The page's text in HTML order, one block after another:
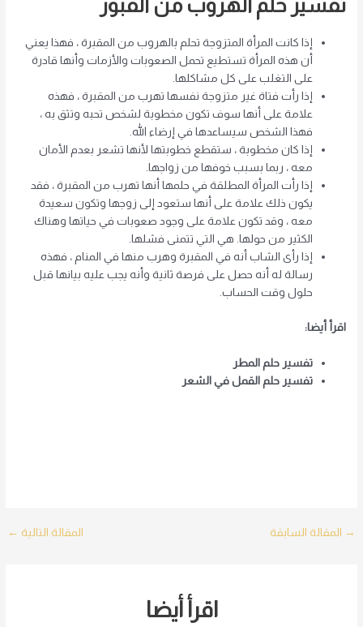
تفسير حلم الهروب من القبور
إذا كانت المرأة المتزوجة تحلم بالهروب من المقبرة ، فهذا يعني
أن هذه المرأة تستطيع تحمل الصعوبات والأزمات وأنها قادرة
على التغلب على كل مشاكلها.
إذا رأت فتاة غير متزوجة نفسها تهرب من المقبرة ، فهذه
علامة على أنها سوف تكون مخطوبة لشخص تحبه وتثق به ،
فهذا الشخص سيساعدها في إرضاء الله.
إذا كان مخطوبة ، ستقطع خطوبتها لأنها تشعر بعدم الأمان
معه ، ربما بسبب خوفها من زواجها.
إذا رأت المرأة المطلقة في حلمها أنها تهرب من المقبرة ، فقد
يكون ذلك علامة على أنها ستعود إلى زوجها وتكون سعيدة
معه ، وقد تكون علامة على وجود صعوبات في حياتها وهناك
الكثير من حولها. هي التي تتمنى فشلها.
إذا رأى الشاب أنه في المقبرة وهرب منها في المنام ، فهذه
رسالة له أنه حصل على فرصة ثانية وأنه يجب عليه بيانها قبل
حلول وقت الحساب.
اقرأ أيضا:
تفسير حلم المطر
تفسير حلم القمل في الشعر
Post
→ المقالة السابقة المقالة التالية ←
اقرأ أيضا